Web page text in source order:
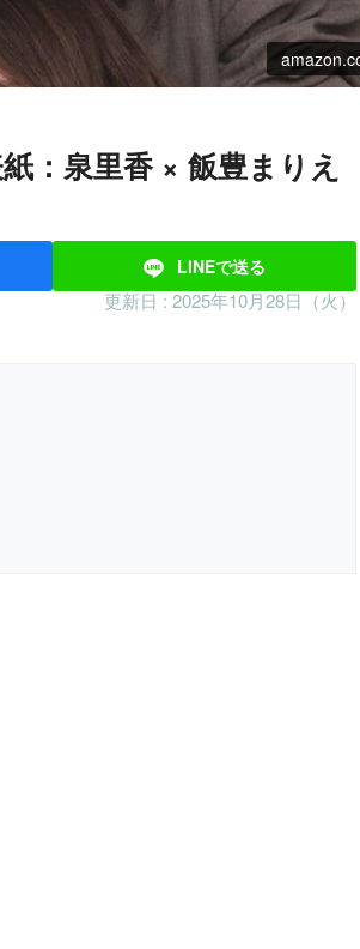
LINEで送る
更新日 : 2025年10月28日（火）